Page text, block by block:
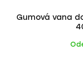
Gumová vana